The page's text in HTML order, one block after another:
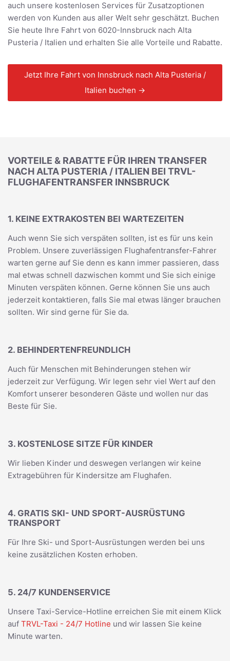
auch unsere kostenlosen Services für Zusatzoptionen
werden von Kunden aus aller Welt sehr geschätzt. Buchen
Sie heute Ihre Fahrt von 6020-Innsbruck nach Alta
Pusteria / Italien und erhalten Sie alle Vorteile und Rabatte.
Jetzt Ihre Fahrt von Innsbruck nach Alta Pusteria /
Italien buchen →
VORTEILE & RABATTE FÜR IHREN TRANSFER
NACH ALTA PUSTERIA / ITALIEN BEI TRVL-
FLUGHAFENTRANSFER INNSBRUCK
1. KEINE EXTRAKOSTEN BEI WARTEZEITEN
Auch wenn Sie sich verspäten sollten, ist es für uns kein
Problem. Unsere zuverlässigen Flughafentransfer-Fahrer
warten gerne auf Sie denn es kann immer passieren, dass
mal etwas schnell dazwischen kommt und Sie sich einige
Minuten verspäten können. Gerne können Sie uns auch
jederzeit kontaktieren, falls Sie mal etwas länger brauchen
sollten. Wir sind gerne für Sie da.
2. BEHINDERTENFREUNDLICH
Auch für Menschen mit Behinderungen stehen wir
jederzeit zur Verfügung. Wir legen sehr viel Wert auf den
Komfort unserer besonderen Gäste und wollen nur das
Beste für Sie.
3. KOSTENLOSE SITZE FÜR KINDER
Wir lieben Kinder und deswegen verlangen wir keine
Extragebühren für Kindersitze am Flughafen.
4. GRATIS SKI- UND SPORT-AUSRÜSTUNG
TRANSPORT
Für Ihre Ski- und Sport-Ausrüstungen werden bei uns
keine zusätzlichen Kosten erhoben.
5. 24/7 KUNDENSERVICE
Unsere Taxi-Service-Hotline erreichen Sie mit einem Klick
auf TRVL-Taxi - 24/7 Hotline und wir lassen Sie keine
Minute warten.